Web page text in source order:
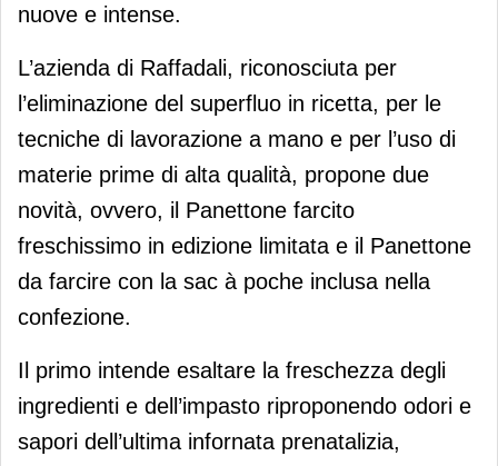
nuove e intense.
L’azienda di Raffadali, riconosciuta per
l’eliminazione del superfluo in ricetta, per le
tecniche di lavorazione a mano e per l’uso di
materie prime di alta qualità, propone due
novità, ovvero, il Panettone farcito
freschissimo in edizione limitata e il Panettone
da farcire con la sac à poche inclusa nella
confezione.
Il primo intende esaltare la freschezza degli
ingredienti e dell’impasto riproponendo odori e
sapori dell’ultima infornata prenatalizia,